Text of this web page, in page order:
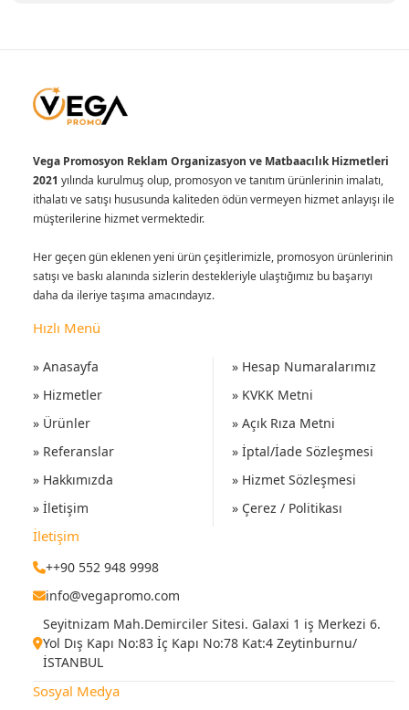
Vega Promosyon Reklam Organizasyon ve Matbaacılık Hizmetleri
2021 yılında kurulmuş olup, promosyon ve tanıtım ürünlerinin imalatı,
ithalatı ve satışı hususunda kaliteden ödün vermeyen hizmet anlayışı ile
müşterilerine hizmet vermektedir.
Her geçen gün eklenen yeni ürün çeşitlerimizle, promosyon ürünlerinin
satışı ve baskı alanında sizlerin destekleriyle ulaştığımız bu başarıyı
daha da ileriye taşıma amacındayız.
Hızlı Menü
» Anasayfa
» Hizmetler
» Ürünler
» Referanslar
» Hakkımızda
» İletişim
» Hesap Numaralarımız
» KVKK Metni
» Açık Rıza Metni
» İptal/İade Sözleşmesi
» Hizmet Sözleşmesi
» Çerez / Politikası
İletişim
++90 552 948 9998
info@vegapromo.com
Seyitnizam Mah.Demirciler Sitesi. Galaxi 1 iş Merkezi 6.
Yol Dış Kapı No:83 İç Kapı No:78 Kat:4 Zeytinburnu/
İSTANBUL
Sosyal Medya